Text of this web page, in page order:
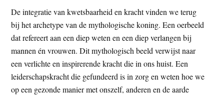
De integratie van kwetsbaarheid en kracht vinden we terug
bij het archetype van de mythologische koning. Een oerbeeld
dat refereert aan een diep weten en een diep verlangen bij
mannen én vrouwen. Dit mythologisch beeld verwijst naar
een verlichte en inspirerende kracht die in ons huist. Een
leiderschapskracht die gefundeerd is in zorg en weten hoe we
op een gezonde manier met onszelf, anderen en de aarde